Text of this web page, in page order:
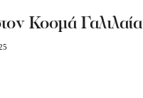
Κοσμά Γαλιλαία